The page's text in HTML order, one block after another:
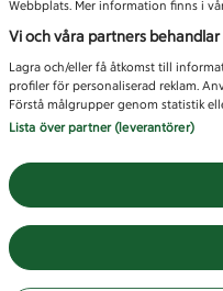
Webbplats. Mer information finns i
Vi och våra partners
Lagra och/eller få åtkomst till
profiler för personaliserad reklam.
Förstå målgrupper genom statistik
Lista över partner (leverantörer)